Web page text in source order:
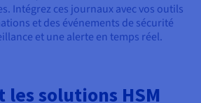
Intégrez ces journaux avec vos outils
et des événements de sécurité
et une alerte en temps réel.
les solutions HSM